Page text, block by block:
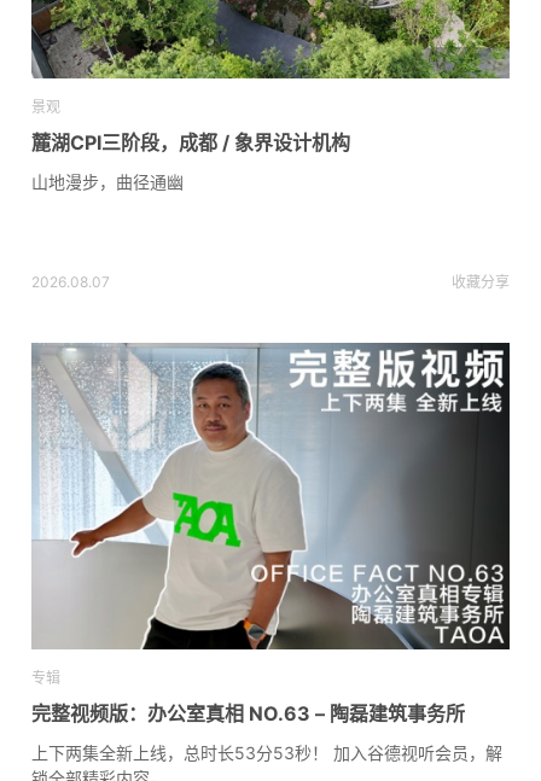
景观
麓湖CPI三阶段，成都 / 象界设计机构
山地漫步，曲径通幽
2026.08.07 收藏分享
专辑
完整视频版：办公室真相 NO.63 – 陶磊建筑事务所
上下两集全新上线，总时长53分53秒！ 加入谷德视听会员，解